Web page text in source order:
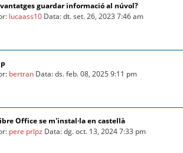
guardar informació al núvol?
lucaass10 Data: dt. set. 26, 2023 7:46 am
bertran Data: ds. feb. 08, 2025 9:11 pm
Office se m'instal·la en castellà
pere prlpz Data: dg. oct. 13, 2024 7:33 pm